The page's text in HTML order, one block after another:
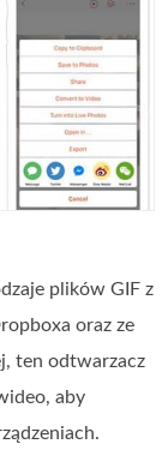
plików GIF z
oraz ze
ten odtwarzacz
aby